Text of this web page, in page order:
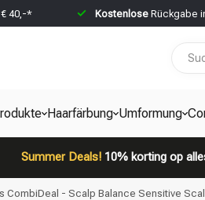
40,-* Kostenlose Rückgabe
Haarfärbung Umformung
Summer Deals!10% korting op
CombiDeal - Scalp Balance Sensitive